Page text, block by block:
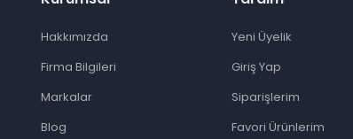
Hakkımızda
Firma Bilgileri
Markalar
Blog
Yeni Üyelik
Giriş Yap
Siparişlerim
Favori Ürünlerim